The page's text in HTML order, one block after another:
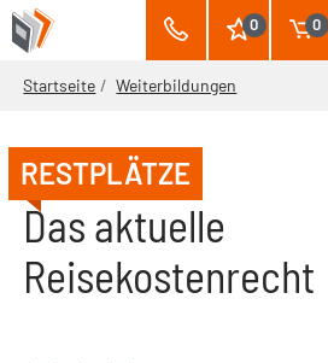
0 0
Startseite Weiterbildungen
RESTPLÄTZE
Das aktuelle
Reisekostenrecht